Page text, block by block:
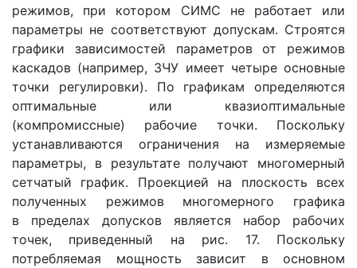
режимов, при котором СИМС не работает или
параметры не соответствуют допускам. Строятся
графики зависимостей параметров от режимов
каскадов (например, ЗЧУ имеет четыре основные
точки регулировки). По графикам определяются
оптимальные или квазиоптимальные
(компромиссные) рабочие точки. Поскольку
устанавливаются ограничения на измеряемые
параметры, в результате получают многомерный
сетчатый график. Проекцией на плоскость всех
полученных режимов многомерного графика
в пределах допусков является набор рабочих
точек, приведенный на рис. 17. Поскольку
потребляемая мощность зависит в основном